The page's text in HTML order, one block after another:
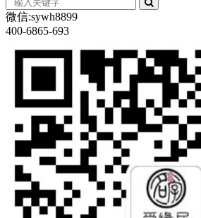
微信:sywh8899
400-6865-693